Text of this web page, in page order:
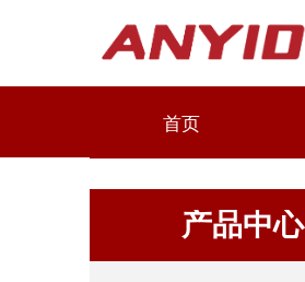
首页
产品中心